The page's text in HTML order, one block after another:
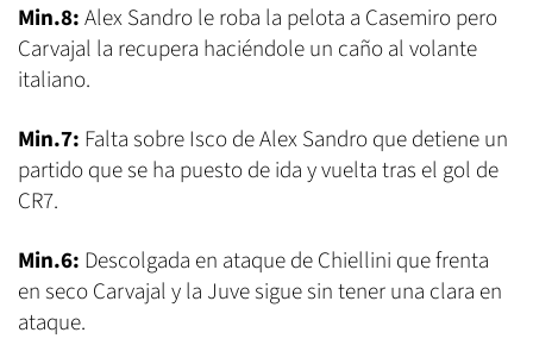
Min.8:Alex Sandro le roba la pelota a Casemiro pero
Carvajal la recupera haciéndole un caño al volante
italiano.
Min.7: Falta sobre Isco de Alex Sandro que detiene un
partido que se ha puesto de ida y vuelta tras el gol de
CR7.
Min.6: Descolgada en ataque de Chiellini que frenta
en seco Carvajal y la Juve sigue sin tener una clara en
ataque.